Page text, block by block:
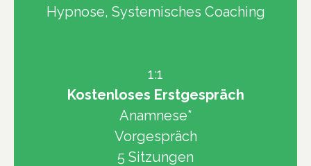
Hypnose, Systemisches Coaching
1:1
Kostenloses Erstgespräch
Anamnese*
Vorgespräch
5 Sitzungen